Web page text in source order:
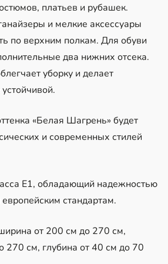
платьев и рубашек.
и мелкие аксессуары
по верхним полкам. Для обуви
два нижних отсека.
уборку и делает
«Белая Шагрень» будет
и современных стилей
Е1, обладающий надежностью
стандартам.
от 200 см до 270 см,
270 см, глубина от 40 см до 70